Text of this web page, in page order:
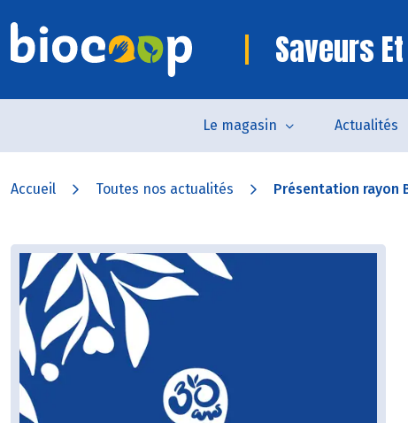
Saveurs
Le magasin Actualités
Accueil Toutes nos actualités Présentation rayon